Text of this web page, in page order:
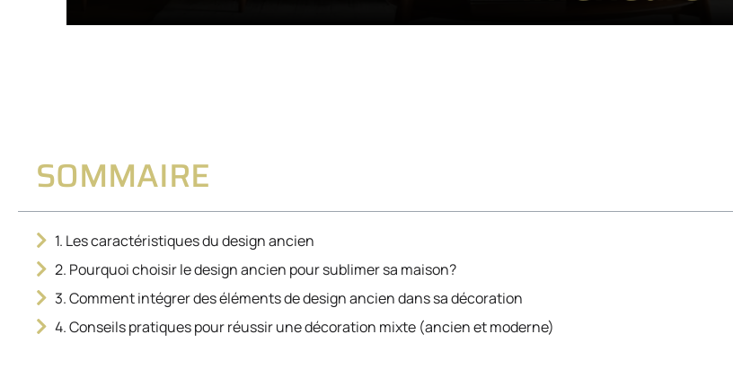
SOMMAIRE
1. Les caractéristiques du design ancien
2. Pourquoi choisir le design ancien pour sublimer sa maison?
3. Comment intégrer des éléments de design ancien dans sa décoration
4. Conseils pratiques pour réussir une décoration mixte (ancien et moderne)